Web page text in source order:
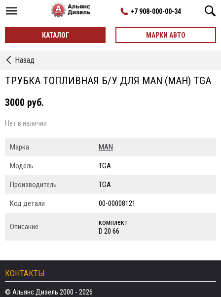
+7 908-000-00-34
КАТАЛОГ МАРКИ АВТО
←
Трубки
Назад
ТРУБКА ТОПЛИВНАЯ Б/У ДЛЯ MAN (МАН) TGA
3000 руб.
Нет в наличии
Марка MAN
Модель TGA
Производитель TGA
Код детали 00-00008121
Описание
комплект
D 20 66
КОНТАКТЫ
© Альянс Дизель 2000 - 2026